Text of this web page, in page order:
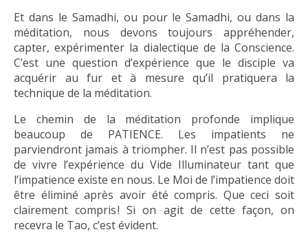
Et dans le Samadhi, ou pour le Samadhi, ou dans la
méditation, nous devons toujours appréhender,
capter, expérimenter la dialectique de la Conscience.
C’est une question d’expérience que le disciple va
acquérir au fur et à mesure qu’il pratiquera la
technique de la méditation.
Le chemin de la méditation profonde implique
beaucoup de PATIENCE. Les impatients ne
parviendront jamais à triompher. Il n’est pas possible
de vivre l’expérience du Vide Illuminateur tant que
l’impatience existe en nous. Le Moi de l’impatience doit
être éliminé après avoir été compris. Que ceci soit
clairement compris ! Si on agit de cette façon, on
recevra le Tao, c’est évident.